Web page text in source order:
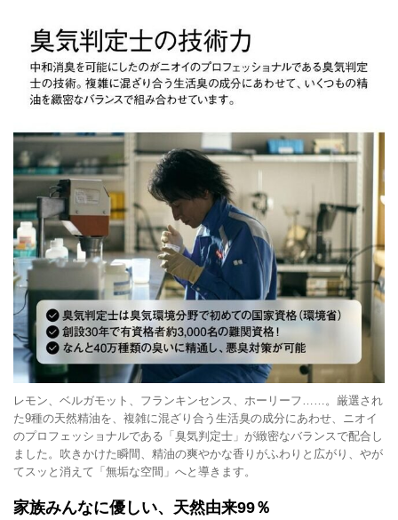
レモン、ベルガモット、フランキンセンス、ホーリーフ……。厳選され
た9種の天然精油を、複雑に混ざり合う生活臭の成分にあわせ、ニオイ
のプロフェッショナルである「臭気判定士」が緻密なバランスで配合し
ました。吹きかけた瞬間、精油の爽やかな香りがふわりと広がり、やが
てスッと消えて「無垢な空間」へと導きます。
家族みんなに優しい、天然由来99％